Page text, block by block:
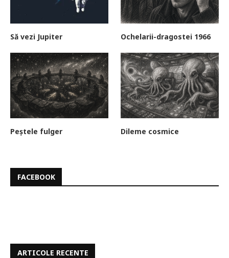
Să vezi Jupiter Ochelarii-dragostei 1966
Peștele fulger Dileme cosmice
FACEBOOK
ARTICOLE RECENTE